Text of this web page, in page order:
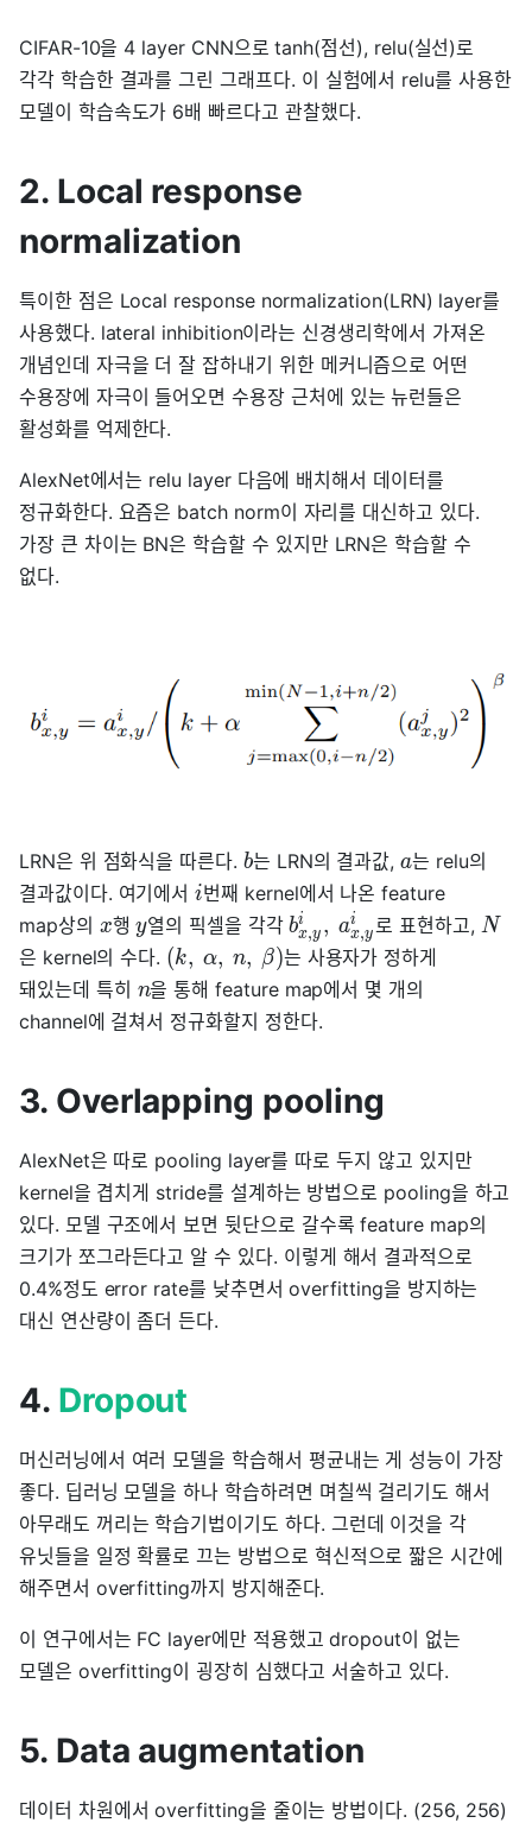
CIFAR-10을 4 layer CNN으로 tanh(점선), relu(실선)로
각각 학습한 결과를 그린 그래프다. 이 실험에서 relu를 사용한
모델이 학습속도가 6배 빠르다고 관찰했다.
2. Local response
normalization
특이한 점은 Local response normalization(LRN) layer를
사용했다. lateral inhibition이라는 신경생리학에서 가져온
개념인데 자극을 더 잘 잡하내기 위한 메커니즘으로 어떤
수용장에 자극이 들어오면 수용장 근처에 있는 뉴런들은
활성화를 억제한다.
AlexNet에서는 relu layer 다음에 배치해서 데이터를
정규화한다. 요즘은 batch norm이 자리를 대신하고 있다.
가장 큰 차이는 BN은 학습할 수 있지만 LRN은 학습할 수
없다.
LRN은 위 점화식을 따른다. b는 LRN의 결과값,a는 relu의
결과값이다. 여기에서i번째 kernel에서 나온 feature
map상의 x행y열의 픽셀을 각각bx,y
i , ax,y
i 로 표현하고, N
은 kernel의 수다. (k, α, n, β)는 사용자가 정하게
돼있는데 특히 n을 통해 feature map에서 몇 개의
channel에 걸쳐서 정규화할지 정한다.
3. Overlapping pooling
AlexNet은 따로 pooling layer를 따로 두지 않고 있지만
kernel을 겹치게 stride를 설계하는 방법으로 pooling을 하고
있다. 모델 구조에서 보면 뒷단으로 갈수록 feature map의
크기가 쪼그라든다고 알 수 있다. 이렇게 해서 결과적으로
0.4%정도 error rate를 낮추면서 overfitting을 방지하는
대신 연산량이 좀더 든다.
4. Dropout
머신러닝에서 여러 모델을 학습해서 평균내는 게 성능이 가장
좋다. 딥러닝 모델을 하나 학습하려면 며칠씩 걸리기도 해서
아무래도 꺼리는 학습기법이기도 하다. 그런데 이것을 각
유닛들을 일정 확률로 끄는 방법으로 혁신적으로 짧은 시간에
해주면서 overfitting까지 방지해준다.
이 연구에서는 FC layer에만 적용했고 dropout이 없는
모델은 overfitting이 굉장히 심했다고 서술하고 있다.
5. Data augmentation
데이터 차원에서 overfitting을 줄이는 방법이다. (256, 256)